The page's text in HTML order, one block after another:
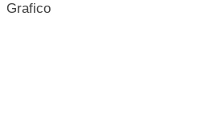
Grafico